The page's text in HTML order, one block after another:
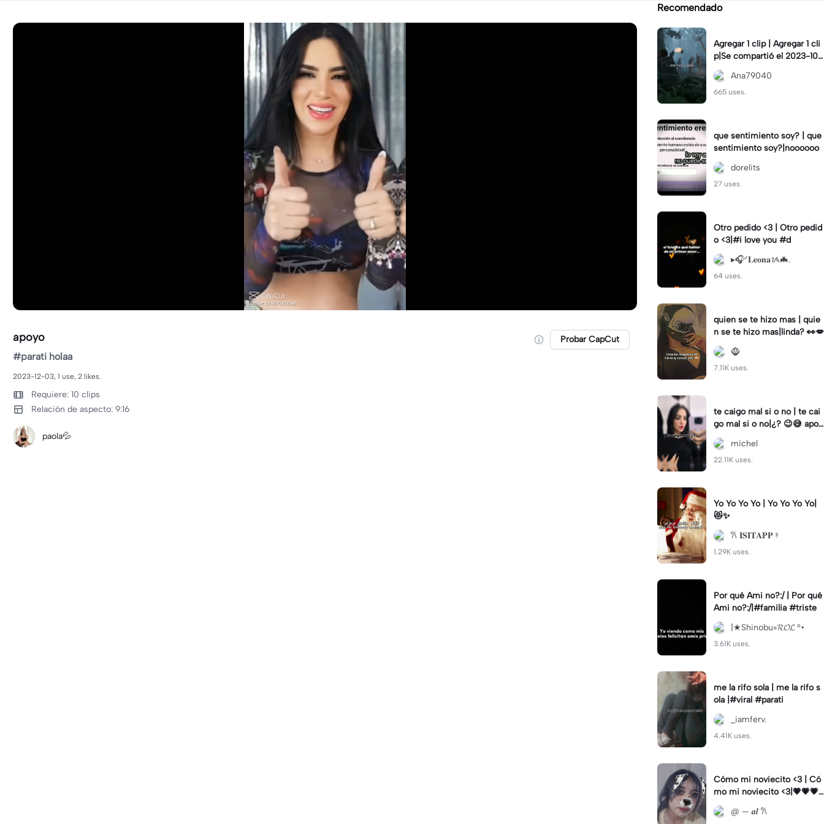
apoyo Probar CapCut
#parati holaa
2023-12-03, 1 use, 2 likes.
Requiere: 10 clips
Relación de aspecto: 9:16
paola💦
Recomendado
Agregar 1 clip | Agregar 1 cli
p|Se compartió el 2023-10-
07
Ana79040
665 uses.
que sentimiento soy? | que
sentimiento soy?|noooooo
dorelits
27 uses.
Otro pedido <3 | Otro pedid
o <3|#i love you #d
▸🎧ᐟ𝐋𝐞𝐨𝐧𝐚ᝰ🦇.
64 uses.
quien se te hizo mas | quie
n se te hizo mas|linda? 👀💋
🧌
7.11K uses.
te caigo mal si o no | te cai
go mal si o no|¿? 😉😅 apoy
o
michel
22.11K uses.
Yo Yo Yo Yo | Yo Yo Yo Yo|
😻✨
𐙚 𝐈𝐒𝐈𝐓𝐀𝐏𝐏 ᵎᵎ
1.29K uses.
Por qué Ami no?:/ | Por qué
Ami no?:/|#familia #triste
|★Shinobu»𝓡𝓞𝓛 °•
3.61K uses.
me la rifo sola | me la rifo s
ola |#viral #parati
_iamferv.
4.41K uses.
Cómo mi noviecito <3 | Có
mo mi noviecito <3|💗💗💗
💗
@ — 𝒂𝒍 𐙚